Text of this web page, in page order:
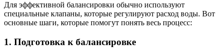
Для эффективной балансировки обычно используют
специальные клапаны, которые регулируют расход воды. Вот
основные шаги, которые помогут понять весь процесс:
1. Подготовка к балансировке